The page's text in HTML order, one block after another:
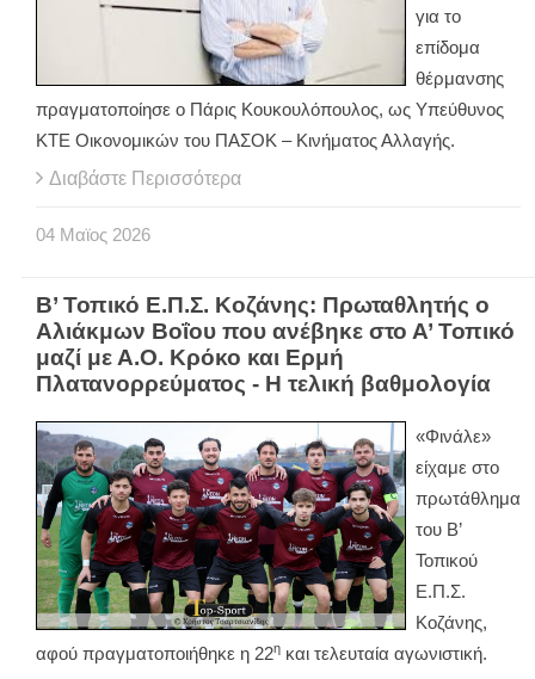
για το
επίδομα
θέρμανσης
πραγματοποίησε ο Πάρις Κουκουλόπουλος, ως Υπεύθυνος
ΚΤΕ Οικονομικών του ΠΑΣΟΚ – Κινήματος Αλλαγής.
Διαβάστε Περισσότερα
04 Μαϊος 2026
Β’ Τοπικό Ε.Π.Σ. Κοζάνης: Πρωταθλητής ο
Αλιάκμων Βοΐου που ανέβηκε στο Α’ Τοπικό
μαζί με Α.Ο. Κρόκο και Ερμή
Πλατανορρεύματος - Η τελική βαθμολογία
«Φινάλε»
είχαμε στο
πρωτάθλημα
του Β’
Τοπικού
Ε.Π.Σ.
Κοζάνης,
αφού πραγματοποιήθηκε η 22η και τελευταία αγωνιστική.